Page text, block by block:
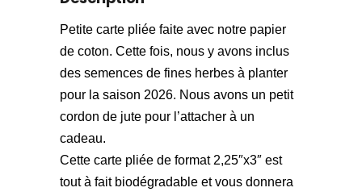
Petite carte pliée faite avec notre papier
de coton. Cette fois, nous y avons inclus
des semences de fines herbes à planter
pour la saison 2026. Nous avons un petit
cordon de jute pour l’attacher à un
cadeau.
Cette carte pliée de format 2,25″x3″ est
tout à fait biodégradable et vous donnera